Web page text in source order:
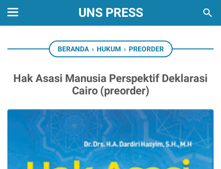
UNS PRESS
BERANDA › HUKUM › PREORDER
Hak Asasi Manusia Perspektif Deklarasi
Cairo (preorder)